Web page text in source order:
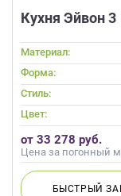
Кухня Эйвон 3
Материал:
Форма:
Стиль:
Цвет:
от 33 278 руб.
Цена за погонный
БЫСТРЫЙ